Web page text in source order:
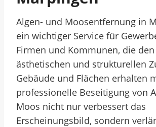
Algen- und Moosentfernung in
ein wichtiger Service für
Firmen und Kommunen, die den
ästhetischen und strukturellen
Gebäude und Flächen erhalten
professionelle Beseitigung von
Moos nicht nur verbessert das
Erscheinungsbild, sondern